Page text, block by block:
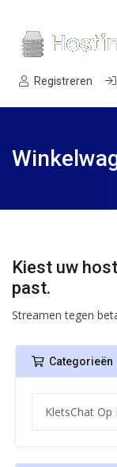
Registreren
Kiest uw
past.
Streamen tegen
Categorieën